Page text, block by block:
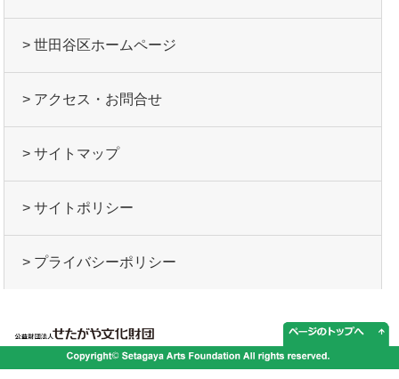
> 世田谷区ホームページ
> アクセス・お問合せ
> サイトマップ
> サイトポリシー
> プライバシーポリシー